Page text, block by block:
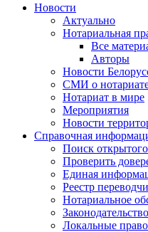
Новости
Актуально
Нотариальная
Все
Авторы
Новости
СМИ о
Нотариат в мире
Мероприятия
Новости
Справочная
Поиск
Проверить
Единая
Реестр
Нотариальное
Законодательство
Локальные